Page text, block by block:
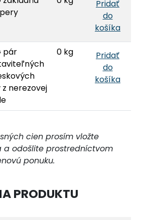
Pridať
do
košíka
pár
z nerezovej
0 kg
Pridať
do
košíka
cien prosím vložte
a odošlite prostredníctvom
ponuku.
PRODUKTU